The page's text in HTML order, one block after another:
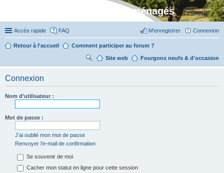
Stylevan - Vans aménagés
Accès rapide FAQ Connexion
M’enregistrer
Retour à l'accueil Comment participer au forum ?
Fourgons neufs & d'occasion
Site web
R
Connexion
Nom d’utilisateur :
Mot de passe :
J’ai oublié mon mot de passe
Renvoyer l’e-mail de confirmation
Se souvenir de moi
Cacher mon statut en ligne pour cette session